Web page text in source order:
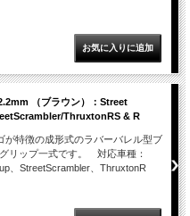
（ブラウン）：Street
ThruxtonRS & R
が特徴の成形式のラバーバレル型ブ
リップ一式です。 対応車種：
、StreetScrambler、ThruxtonR